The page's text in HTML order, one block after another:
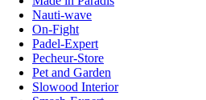
Nauti-wave
On-Fight
Padel-Expert
Pecheur-Store
Pet and Garden
Slowood Interior